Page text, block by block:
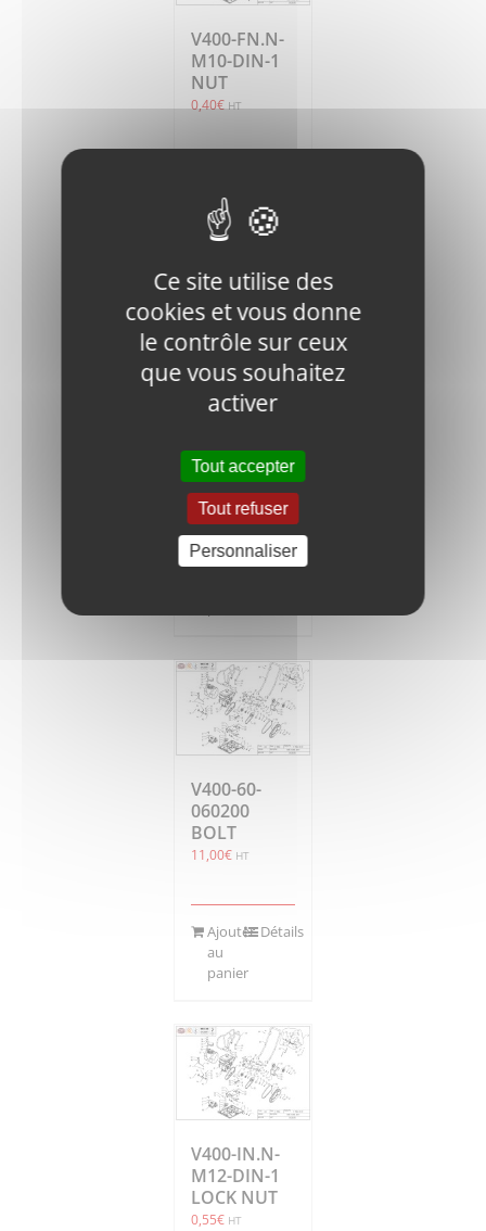
V400-FN.N-
M10-DIN-1
NUT
0,40€ HT
au
panier
V400-60W-
ENGINE
BASE
164,65€ HT
Ajouter Détails
V400-60-
060200
BOLT
11,00€ HT
Ajouter
au
panier
Détails
V400-IN.N-
M12-DIN-1
LOCK NUT
0,55€ HT
Ce site utilise des
cookies et vous donne
le contrôle sur ceux
que vous souhaitez
activer
Tout accepter
Tout refuser
Personnaliser